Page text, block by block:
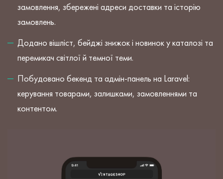
замовлення, збережені адреси доставки та історію
замовлень.
Додано вішліст, бейджі знижок і новинок у каталозі та
перемикач світлої й темної теми.
Побудовано бекенд та адмін-панель на Laravel:
керування товарами, залишками, замовленнями та
контентом.